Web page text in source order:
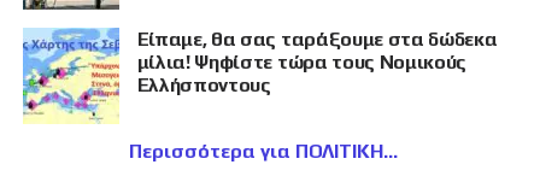
Είπαμε, θα σας ταράξουμε στα δώδεκα
μίλια! Ψηφίστε τώρα τους Νομικούς
Ελλήσποντους
Περισσότερα για ΠΟΛΙΤΙΚΗ